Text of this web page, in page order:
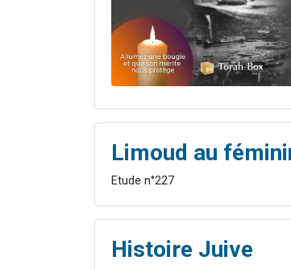
Limoud au
Etude n°227
Histoire Juive